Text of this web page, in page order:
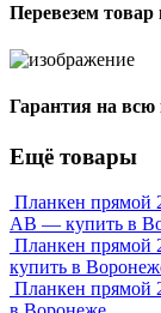
Перевезем
Гарантия на
Ещё товары
Планкен прямой
АВ — купить в
Планкен прямой
купить в
Планкен прямой